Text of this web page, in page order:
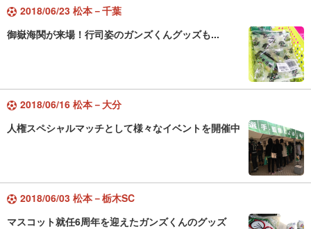
2018/06/23 松本－千葉
御嶽海関が来場！行司姿のガンズくんグッズも...
2018/06/16 松本－大分
人権スペシャルマッチとして様々なイベントを開催中
2018/06/03 松本－栃木SC
マスコット就任6周年を迎えたガンズくんのグッズ